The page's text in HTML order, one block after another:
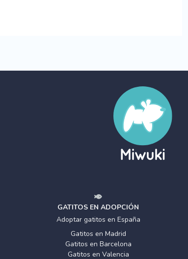
GATITOS EN ADOPCIÓN
Adoptar gatitos en España
Gatitos en Madrid
Gatitos en Barcelona
Gatitos en Valencia